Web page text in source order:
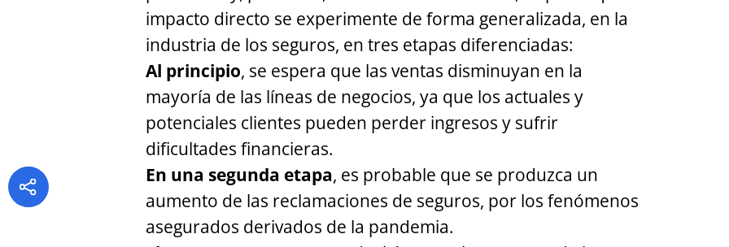
impacto directo se experimente de forma generalizada, en la
industria de los seguros, en tres etapas diferenciadas:
Al principio, se espera que las ventas disminuyan en la
mayoría de las líneas de negocios, ya que los actuales y
potenciales clientes pueden perder ingresos y sufrir
dificultades financieras.
En una segunda etapa, es probable que se produzca un
aumento de las reclamaciones de seguros, por los fenómenos
asegurados derivados de la pandemia.